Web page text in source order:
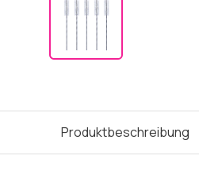
Produktbeschreibung